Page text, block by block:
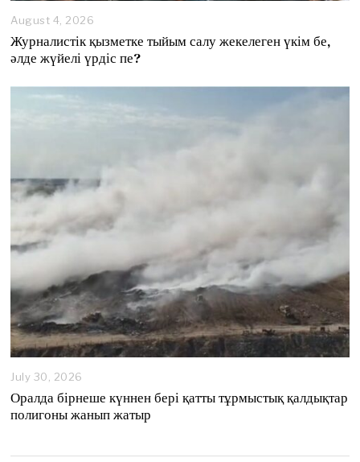
August 4, 2026
g
u
6
Журналистік қызметке тыйым салу жекелеген үкім бе,
әлде жүйелі үрдіс пе?
July 30, 2026
Оралда бірнеше күннен бері қатты тұрмыстық қалдықтар
полигоны жанып жатыр